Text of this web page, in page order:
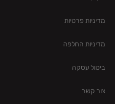
מדיניות פרטיות
מדיניות החלפה
ביטול עסקה
צור קשר